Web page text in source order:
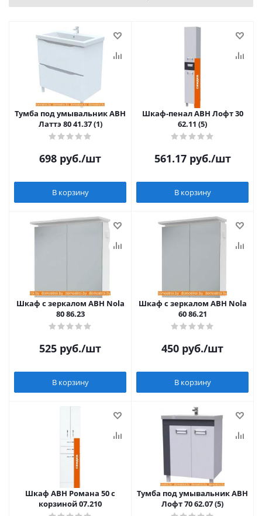
Тумба под умывальник АВН
Латтэ 80 41.37 (1)
698 руб./шт
В корзину
Шкаф-пенал АВН Лофт 30
62.11 (5)
561.17руб./шт
В корзину
Шкаф с зеркалом АВН Nola
80 86.23
525 руб./шт
В корзину
Шкаф с зеркалом АВН Nola
60 86.21
450 руб./шт
В корзину
Шкаф АВН Романа 50 с
корзиной 07.210
Тумба под умывальник АВН
Лофт 70 62.07 (5)